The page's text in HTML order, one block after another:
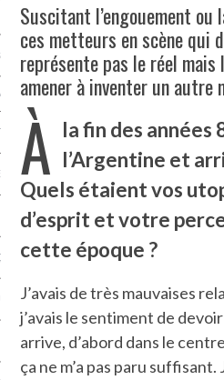
EN VOD
Suscitant l’engouement
ces metteurs en scène qui
représente pas le réel
amener à inventer un autre
À la fin des années
l’Argentine et
Quels étaient vos
d’esprit et votre
cette époque ?
J’avais de très mauvaises
j’avais le sentiment de
arrive, d’abord dans le
ça ne m’a pas paru suffisant.